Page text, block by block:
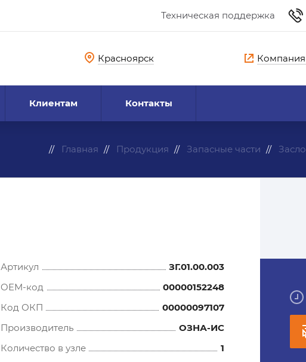
Техническая поддержка
Красноярск
Клиентам Контакты
Главная Продукция Запасные части
Артикул
ЗГ.01.00.003
OEM-код
00000152248
Код ОКП
00000097107
Производитель
ОЗНА-ИС
Количество в узле
1